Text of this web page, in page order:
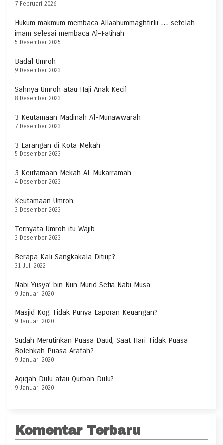
7 Februari 2026
Hukum makmum membaca Allaahummaghfirlii … setelah
imam selesai membaca Al-Fatihah
5 Desember 2025
Badal Umroh
9 Desember 2023
Sahnya Umroh atau Haji Anak Kecil
8 Desember 2023
3 Keutamaan Madinah Al-Munawwarah
7 Desember 2023
3 Larangan di Kota Mekah
5 Desember 2023
3 Keutamaan Mekah Al-Mukarramah
4 Desember 2023
Keutamaan Umroh
3 Desember 2023
Ternyata Umroh itu Wajib
3 Desember 2023
Berapa Kali Sangkakala Ditiup?
31 Juli 2022
Nabi Yusya’ bin Nun Murid Setia Nabi Musa
9 Januari 2020
Masjid Kog Tidak Punya Laporan Keuangan?
9 Januari 2020
Sudah Merutinkan Puasa Daud, Saat Hari Tidak Puasa
Bolehkah Puasa Arafah?
9 Januari 2020
Aqiqah Dulu atau Qurban Dulu?
9 Januari 2020
Komentar Terbaru